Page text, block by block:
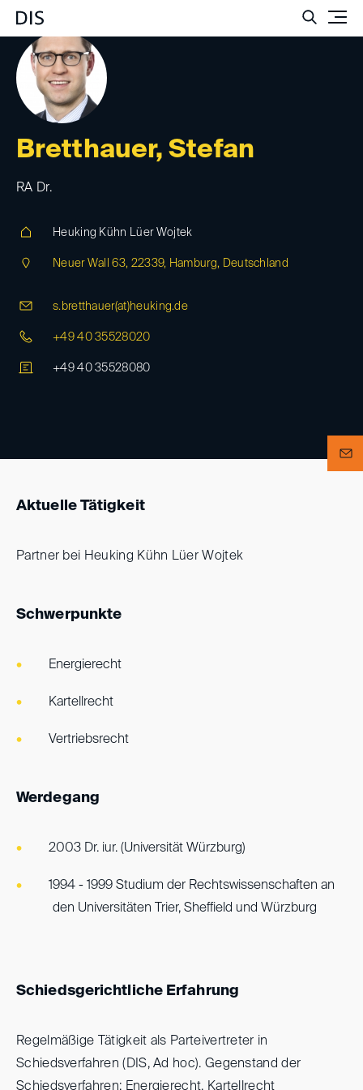
Bretthauer, Stefan
RA Dr.
Heuking Kühn Lüer Wojtek
Neuer Wall 63, 22339, Hamburg, Deutschland
s.bretthauer(at)heuking.de
+49 40 35528020
+49 40 35528080
Aktuelle Tätigkeit
Partner bei Heuking Kühn Lüer Wojtek
Schwerpunkte
Energierecht
Kartellrecht
Vertriebsrecht
Werdegang
2003 Dr. iur. (Universität Würzburg)
1994 - 1999 Studium der Rechtswissenschaften an
den Universitäten Trier, Sheffield und Würzburg
Schiedsgerichtliche Erfahrung
Regelmäßige Tätigkeit als Parteivertreter in
Schiedsverfahren (DIS, Ad hoc). Gegenstand der
Schiedsverfahren: Energierecht, Kartellrecht